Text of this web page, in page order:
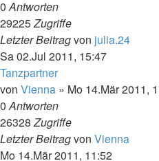
0Antworten
29225Zugriffe
Letzter Beitragvon julia.24
Sa 02.Jul 2011, 15:47
Tanzpartner
von Vienna » Mo 14.Mär 2011,
0Antworten
26328Zugriffe
Letzter Beitragvon Vienna
Mo 14.Mär 2011, 11:52